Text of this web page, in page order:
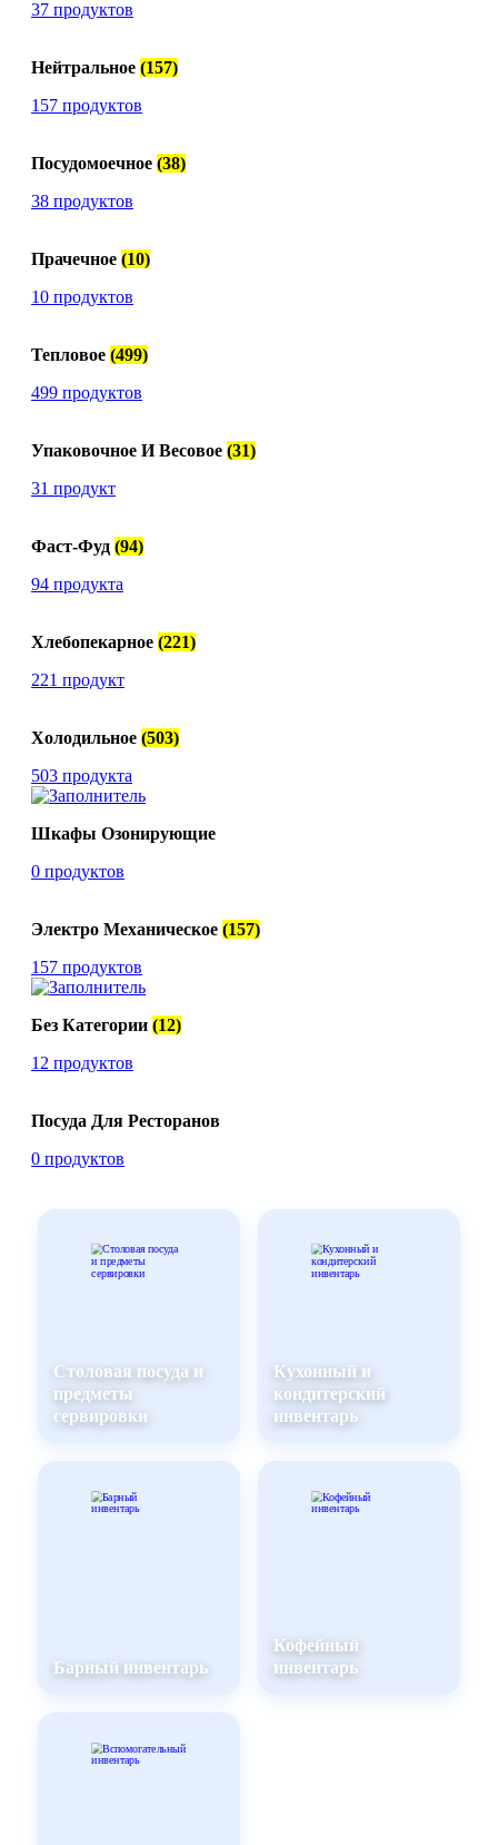
37 продуктов
Нейтральное (157)
157 продуктов
Посудомоечное (38)
38 продуктов
Прачечное (10)
10 продуктов
Тепловое (499)
499 продуктов
Упаковочное И Весовое (31)
31 продукт
Фаст-Фуд (94)
94 продукта
Хлебопекарное (221)
221 продукт
Холодильное (503)
503 продукта
Шкафы Озонирующие
0 продуктов
Электро Механическое (157)
157 продуктов
Без Категории (12)
12 продуктов
Посуда Для Ресторанов
0 продуктов
Столовая посуда и
предметы
сервировки
Кухонный и
кондитерский
инвентарь
Барный инвентарь
Кофейный
инвентарь